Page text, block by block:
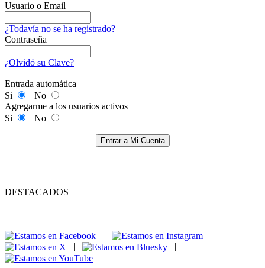
Usuario o Email
¿Todavía no se ha registrado?
Contraseña
¿Olvidó su Clave?
Entrada automática
Si
No
Agregarme a los usuarios activos
Si
No
Entrar a Mi Cuenta
DESTACADOS
|
|